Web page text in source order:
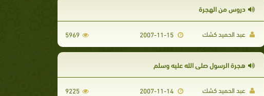
دروس من الهجرة
عبد الحميد كشك 5969
هجرة الرسول صلى الله عليه وسلم
عبد الحميد كشك 9225